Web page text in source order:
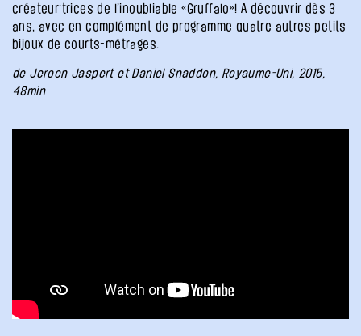
créateur·trices de l’inoubliable «Gruffalo»! A découvrir dès 3
ans, avec en complément de programme quatre autres petits
bijoux de courts-métrages.
de Jeroen Jaspert et Daniel Snaddon, Royaume-Uni, 2015,
48min